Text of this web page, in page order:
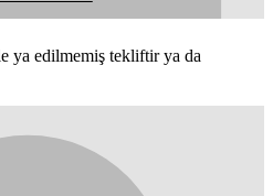
ya edilmemiş tekliftir ya da